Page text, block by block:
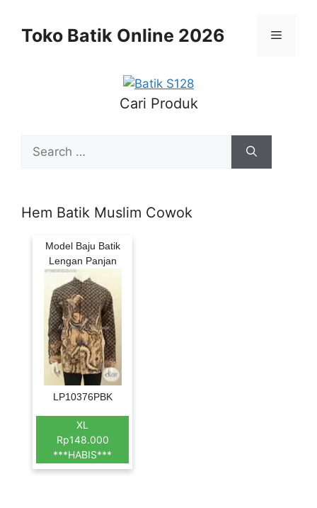
contentToko Batik Online 2026 Menu
Cari Produk
for:
Hem Batik Muslim Cowok
Model Baju Batik
Lengan Panjan
LP10376PBK
XL
Rp148.000
***HABIS***